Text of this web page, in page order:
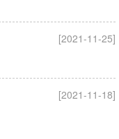
[2021-11-25]
[2021-11-18]